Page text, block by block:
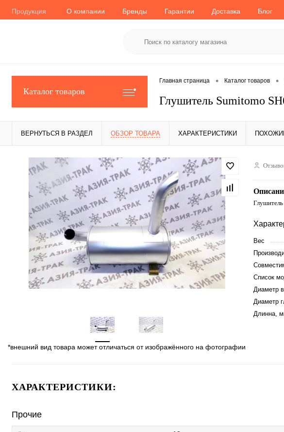
Продукция О компании Бренды Гарантии Доставка Блог
Каталог товаров
Главная страница • Каталог товаров •
Глушитель Sumitomo
ВЕРНУТЬСЯ В РАЗДЕЛ ОБЗОР ТОВАРА ХАРАКТЕРИСТИКИ
*внешний вид товара может отличаться от изображённого на фотографии
Вес
Список
Диаметр
Диаметр
Длинна,
ХАРАКТЕРИСТИКИ:
Прочие